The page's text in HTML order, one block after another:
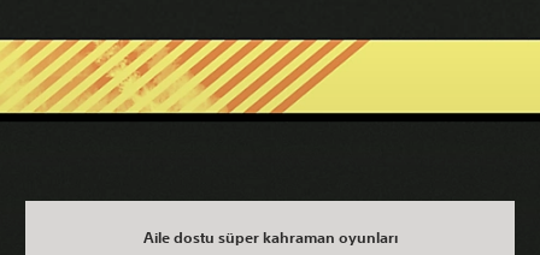
Aile dostu süper kahraman oyunları